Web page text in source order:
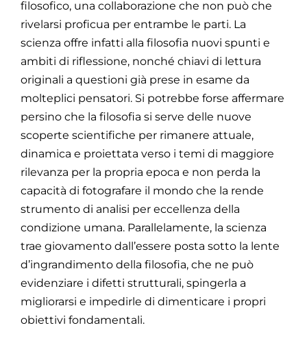
filosofico, una collaborazione che non può che
rivelarsi proficua per entrambe le parti. La
scienza offre infatti alla filosofia nuovi spunti e
ambiti di riflessione, nonché chiavi di lettura
originali a questioni già prese in esame da
molteplici pensatori. Si potrebbe forse affermare
persino che la filosofia si serve delle nuove
scoperte scientifiche per rimanere attuale,
dinamica e proiettata verso i temi di maggiore
rilevanza per la propria epoca e non perda la
capacità di fotografare il mondo che la rende
strumento di analisi per eccellenza della
condizione umana. Parallelamente, la scienza
trae giovamento dall’essere posta sotto la lente
d’ingrandimento della filosofia, che ne può
evidenziare i difetti strutturali, spingerla a
migliorarsi e impedirle di dimenticare i propri
obiettivi fondamentali.